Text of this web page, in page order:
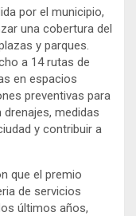
por el municipio,
una cobertura del
y parques.
a 14 rutas de
en espacios
preventivas para
medidas
y contribuir a
que el premio
de servicios
últimos años,